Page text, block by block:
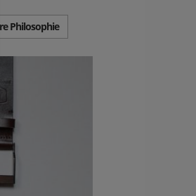
Philosophie